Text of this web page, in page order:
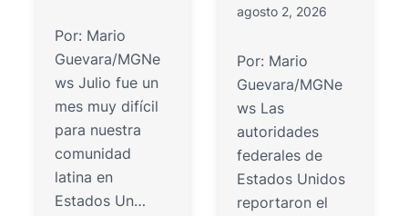
Por: Mario
Guevara/MGNe
ws Julio fue un
mes muy difícil
para nuestra
comunidad
latina en
Estados Un…
agosto 2, 2026
Por: Mario
Guevara/MGNe
ws Las
autoridades
federales de
Estados Unidos
reportaron el